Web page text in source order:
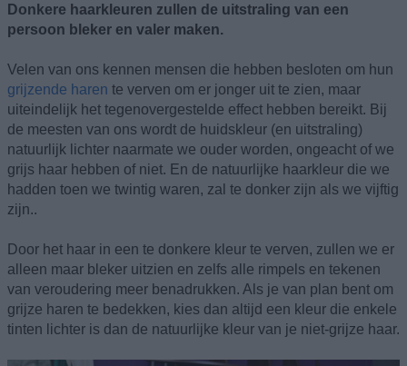
Donkere haarkleuren zullen de uitstraling van een
persoon bleker en valer maken.
Velen van ons kennen mensen die hebben besloten om hun
grijzende haren te verven om er jonger uit te zien, maar
uiteindelijk het tegenovergestelde effect hebben bereikt. Bij
de meesten van ons wordt de huidskleur (en uitstraling)
natuurlijk lichter naarmate we ouder worden, ongeacht of we
grijs haar hebben of niet. En de natuurlijke haarkleur die we
hadden toen we twintig waren, zal te donker zijn als we vijftig
zijn..
Door het haar in een te donkere kleur te verven, zullen we er
alleen maar bleker uitzien en zelfs alle rimpels en tekenen
van veroudering meer benadrukken. Als je van plan bent om
grijze haren te bedekken, kies dan altijd een kleur die enkele
tinten lichter is dan de natuurlijke kleur van je niet-grijze haar.